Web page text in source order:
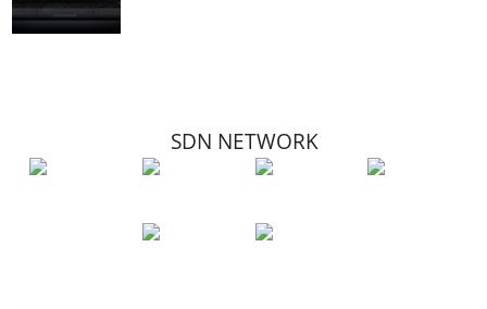
SDN NETWORK